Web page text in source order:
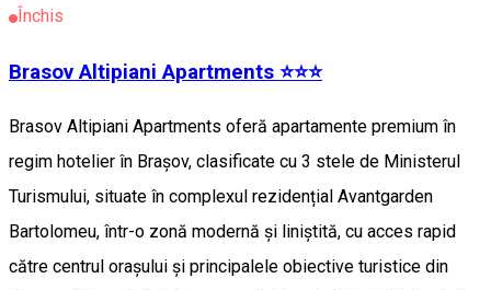
Închis
Brasov Altipiani Apartments ⭐️⭐️⭐️
Brasov Altipiani Apartments oferă apartamente premium în
regim hotelier în Brașov, clasificate cu 3 stele de Ministerul
Turismului, situate în complexul rezidențial Avantgarden
Bartolomeu, într-o zonă modernă și liniștită, cu acces rapid
către centrul orașului și principalele obiective turistice din